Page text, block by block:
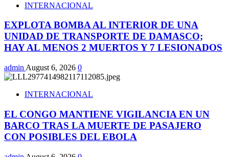
INTERNACIONAL
EXPLOTA BOMBA AL INTERIOR DE UNA
UNIDAD DE TRANSPORTE DE DAMASCO;
HAY AL MENOS 2 MUERTOS Y 7 LESIONADOS
admin August 6, 2026 0
INTERNACIONAL
EL CONGO MANTIENE VIGILANCIA EN UN
BARCO TRAS LA MUERTE DE PASAJERO
CON POSIBLES DEL EBOLA